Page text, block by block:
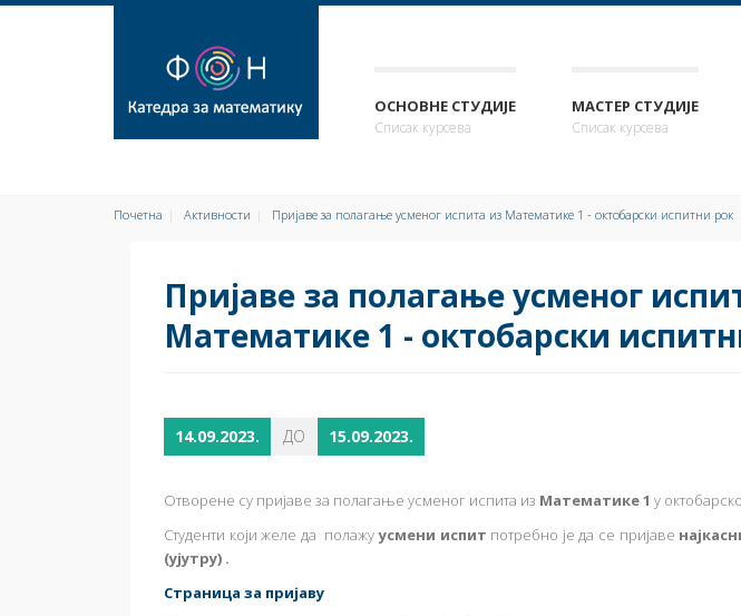
ОСНОВНЕ СТУДИЈЕ
Списак курсева
МАСТЕР СТУДИЈЕ
Списак курсева
Почетна Активности Пријаве за полагање усменог испита из Математике 1 - октобарски испитни рок
Пријаве за полагање усменог
Математике 1 - октобарски
14.09.2023. ДО 15.09.2023.
Отворене су пријаве за полагање усменог испита из Математике 1 у
Студенти који желе да полажуусмени испит потребно је да се пријаве
(ујутру) .
Страница за пријаву